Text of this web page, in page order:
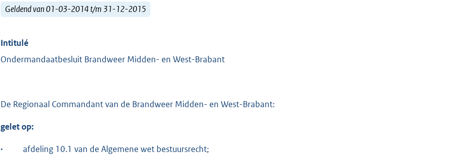
Geldend van 01-03-2014 t/m 31-12-2015
Intitulé
Ondermandaatbesluit Brandweer Midden- en West-Brabant
De Regionaal Commandant van de Brandweer Midden- en West-Brabant:
gelet op:
· afdeling 10.1 van de Algemene wet bestuursrecht;